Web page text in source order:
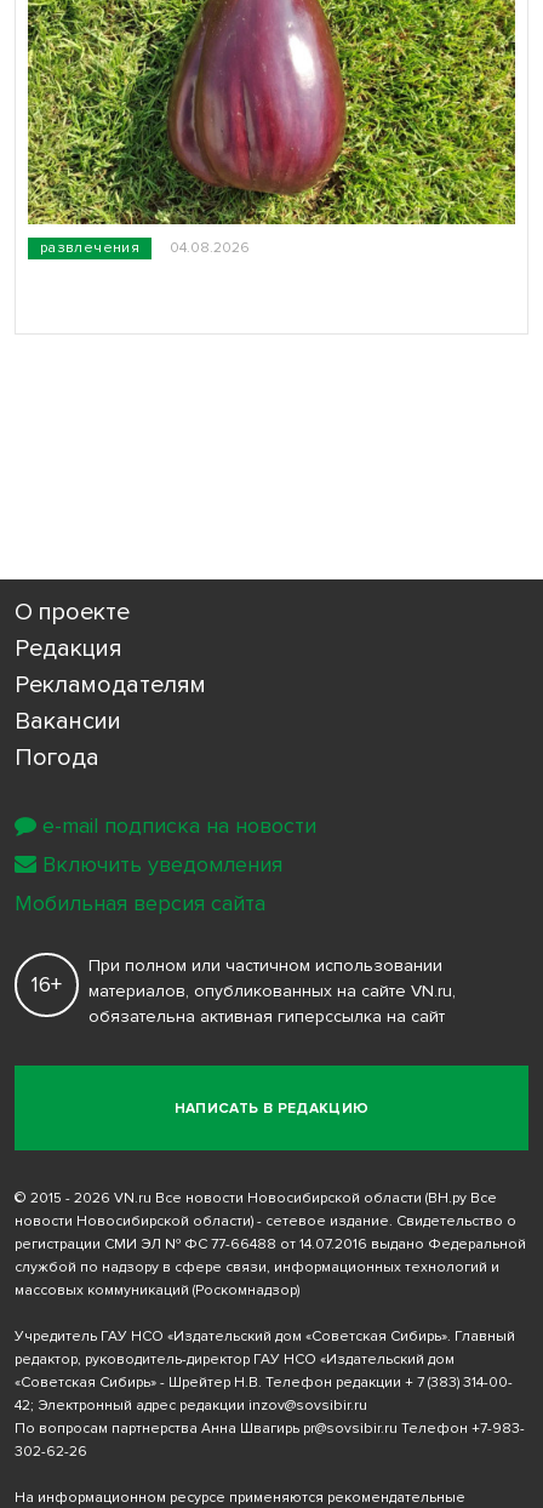
развлечения 04.08.2026
О проекте
Редакция
Рекламодателям
Вакансии
Погода
НАПИСАТЬ В РЕДАКЦИЮ
16+
При полном или частичном использовании
материалов, опубликованных на сайте VN.ru,
обязательна активная гиперссылка на сайт
© 2015 - 2026 VN.ru Все новости Новосибирской области (ВН.ру Все
новости Новосибирской области) - сетевое издание. Свидетельство о
регистрации СМИ ЭЛ № ФС 77-66488 от 14.07.2016 выдано Федеральной
службой по надзору в сфере связи, информационных технологий и
массовых коммуникаций (Роскомнадзор)
Учредитель ГАУ НСО «Издательский дом «Советская Сибирь». Главный
редактор, руководитель-директор ГАУ НСО «Издательский дом
«Советская Сибирь» - Шрейтер Н.В. Телефон редакции + 7 (383) 314-00-
42; Электронный адрес редакции inzov@sovsibir.ru
По вопросам партнерства Анна Швагирь pr@sovsibir.ru Телефон +7-983-
302-62-26
На информационном ресурсе применяются рекомендательные
e-mail подписка на новости
Включить уведомления
Мобильная версия сайта